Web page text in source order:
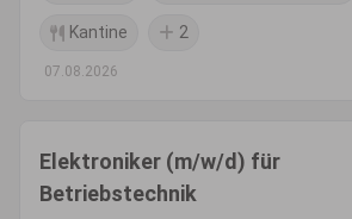
Kantine 2
07.08.2026
Elektroniker (m/w/d) für
Betriebstechnik